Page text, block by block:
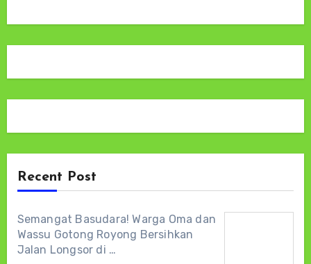
Recent Post
Semangat Basudara! Warga Oma dan
Wassu Gotong Royong Bersihkan
Jalan Longsor di …